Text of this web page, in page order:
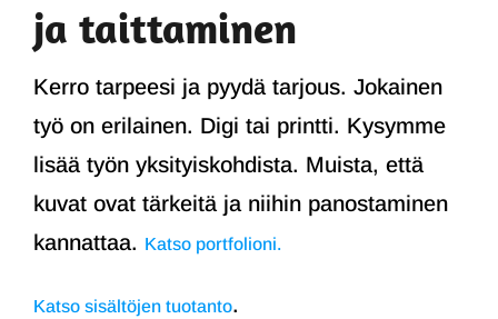
ja taittaminen
Kerro tarpeesi ja pyydä tarjous. Jokainen
työ on erilainen. Digi tai printti. Kysymme
lisää työn yksityiskohdista. Muista, että
kuvat ovat tärkeitä ja niihin panostaminen
kannattaa. Katso portfolioni.
Katso sisältöjen tuotanto.